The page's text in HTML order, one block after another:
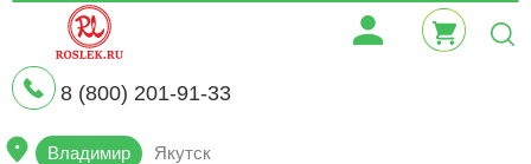
8 (800) 201-91-33
Владимир Якутск